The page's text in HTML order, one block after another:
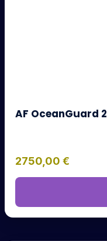
AF OceanGuard
2750,00 €